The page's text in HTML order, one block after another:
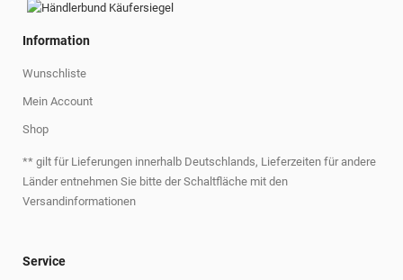
Information
Wunschliste
Mein Account
Shop
** gilt für Lieferungen innerhalb Deutschlands, Lieferzeiten für andere
Länder entnehmen Sie bitte der Schaltfläche mit den
Versandinformationen
Service